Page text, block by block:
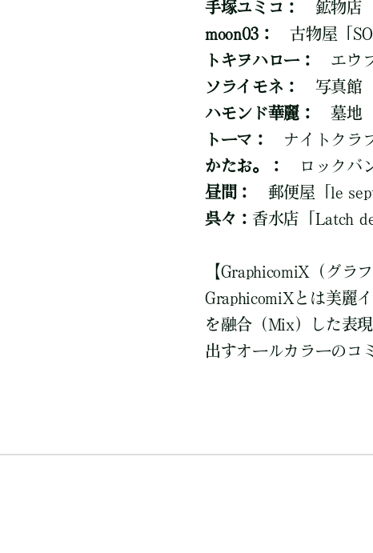
手塚ユミコ：
鉱物店
moon03：
古物屋「
トキヲハロー：
エウ
ソライモネ：
写真館
ハモンド華麗：
墓地
トーマ：
ナイトクラ
かたお。：
ロックバ
昼間：
郵便屋「le sept
呉々： 香水店「Latch
【GraphicomiX（グラ
GraphicomiXとは美麗
を融合（Mix）した表
出すオールカラーのコ